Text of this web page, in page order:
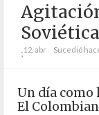
Soviética
;12. abr Sucedió
Un día como
El